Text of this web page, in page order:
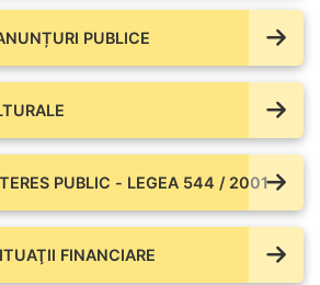
PUBLICE
PUBLIC - LEGEA 544 / 2001
FINANCIARE